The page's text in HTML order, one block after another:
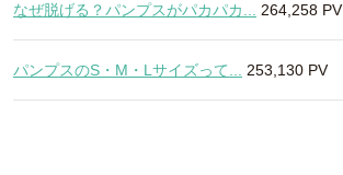
なぜ脱げる？パンプスがパカパカ... 264,258 PV
パンプスのS・M・Lサイズって... 253,130 PV